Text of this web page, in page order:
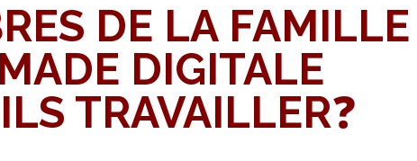
DE LA FAMILLE
DIGITALE
TRAVAILLER❓